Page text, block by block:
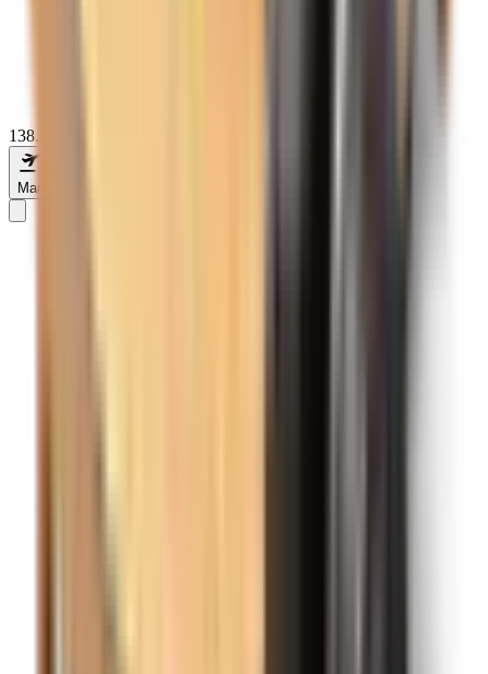
138.593+ de recenzii pe
Man